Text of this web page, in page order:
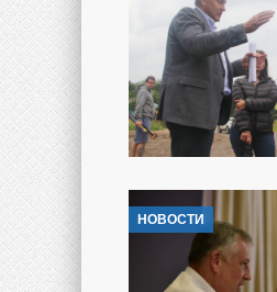
НОВОСТИ